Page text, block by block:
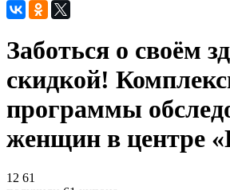
Заботься о своём
скидкой!
программы
женщин в центре
12 61